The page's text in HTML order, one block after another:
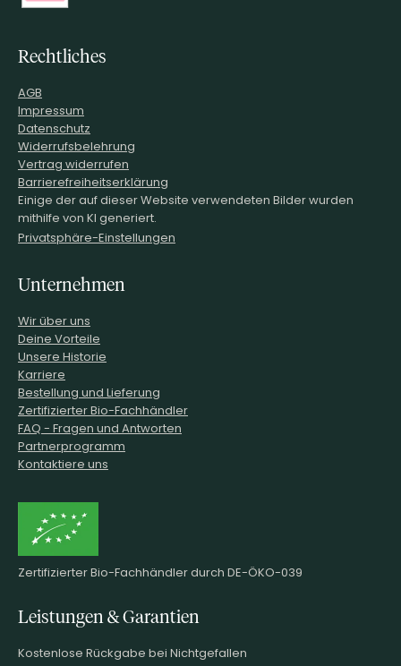
Rechtliches
AGB
Impressum
Datenschutz
Widerrufsbelehrung
Vertrag widerrufen
Barrierefreiheitserklärung
Einige der auf dieser Website verwendeten Bilder wurden
mithilfe von KI generiert.
Privatsphäre-Einstellungen
Unternehmen
Wir über uns
Deine Vorteile
Unsere Historie
Karriere
Bestellung und Lieferung
Zertifizierter Bio-Fachhändler
FAQ - Fragen und Antworten
Partnerprogramm
Kontaktiere uns
Zertifizierter Bio-Fachhändler durch DE-ÖKO-039
Leistungen & Garantien
Kostenlose Rückgabe bei Nichtgefallen